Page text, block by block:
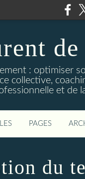
de
: optimiser
collective,
et de
PAGES
du